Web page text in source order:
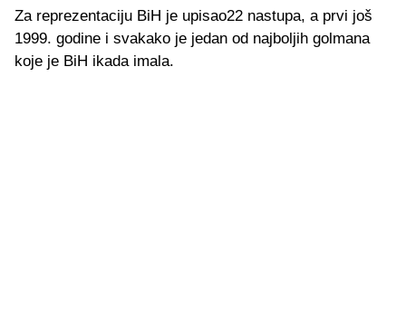
Za reprezentaciju BiH je upisao22 nastupa, a prvi još
1999. godine i svakako je jedan od najboljih golmana
koje je BiH ikada imala.